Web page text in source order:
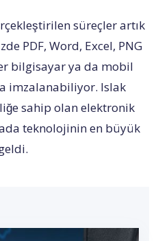
süreçler artık
PDF, Word, Excel, PNG
bilgisayar ya da mobil
imzalanabiliyor. Islak
sahip olan elektronik
teknolojinin en büyük